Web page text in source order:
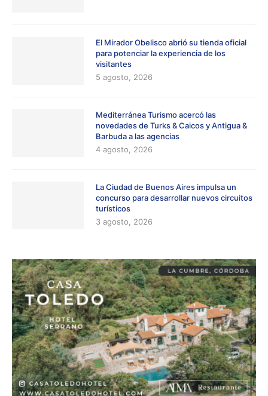
El Mirador Obelisco abrió su tienda oficial
para potenciar la experiencia de los
visitantes
5 agosto, 2026
Mediterránea Turismo acercó las
novedades de Turks & Caicos y Antigua &
Barbuda a las agencias
4 agosto, 2026
La Ciudad de Buenos Aires impulsa un
concurso para desarrollar nuevos circuitos
turísticos
3 agosto, 2026